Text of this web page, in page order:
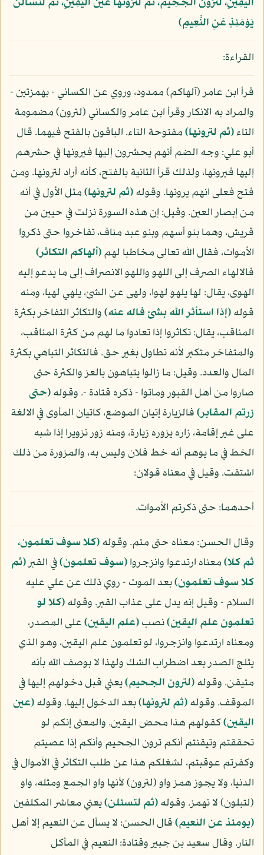
الْيَقِينِ، لَتَرَوُنَّ الْجَحِيمَ، ثُمَّ لَتَرَوُنَّهَا عَيْنَ الْيَقِينِ، ثُمَّ لَتُسْأَلُنَّ
يَوْمَئِذٍ عَنِ النَّعِيمِ﴾
القراءة:
قرأ ابن عامر (آلهاكم) ممدود، وروي عن الكسائي - بهمزتين -
والمراد به الانكار وقرأ ابن عامر والكسائي (لترون) مضمومة
التاء(ثم لترونها)مفتوحة التاء. الباقون بالفتح فيهما. قال
أبو علي: وجه الضم أنهم يحشرون إليها فيرونها في حشرهم
إليها فيرونها، ولذلك قرأ الثانية بالفتح، كأنه أراد لترونها. ومن
فتح فعلى انهم يرونها. وقوله(ثم لترونها)مثل الأول في أنه
من إبصار العين. وقيل: إن هذه السورة نزلت في حيين من
قريش، وهما بنو أسهم وبنو عبد مناف، تفاخروا حتى ذكروا
الأموات، فقال الله تعالى مخاطبا لهم(ألهاكم التكاثر)
فالالهاء الصرف إلى اللهو واللهو الانصراف إلى ما يدعو إليه
الهوى، يقال: لها يلهو لهوا، ولهى عن الشئ، يلهي لهيا، ومنه
قوله(إذا استأثر الله بشئ فاله عنه)والتكاثر التفاخر بكثرة
المناقب، يقال: تكاثروا إذا تعادوا ما لهم من كثرة المناقب،
والمتفاخر متكبر لأنه تطاول بغير حق. فالتكاثر التباهي بكثرة
المال والعدد. وقيل: ما زالوا يتباهون بالعز والكثرة حتى
صاروا من أهل القبور وماتوا - ذكره قتادة -. وقوله(حتى
زرتم المقابر)فالزيارة إتيان الموضع، كاتيان المأوى في الالغة
على غير إقامة، زاره يزوره زيارة، ومنه زور تزويرا إذا شبه
الخط في ما يوهم أنه خط فلان وليس به، والمزورة من ذلك
اشتقت. وقيل في معناه قولان:
أحدهما: حتى ذكرتم الأموات.
وقال الحسن: معناه حتى متم. وقوله(كلا سوف تعلمون،
ثم كلا)معناه ارتدعوا وانزجروا(سوف تعلمون)في القبر(ثم
كلا سوف تعلمون)بعد الموت - روي ذلك عن علي عليه
السلام - وقيل إنه يدل على عذاب القبر. وقوله(كلا لو
تعلمون علم اليقين)نصب(علم اليقين)على المصدر،
ومعناه ارتدعوا وانزجروا، لو تعلمون علم اليقين، وهو الذي
يثلج الصدر بعد اضطراب الشك ولهذا لا بوصف الله بأنه
متيقن. وقوله(لترون الجحيم)يعني قبل دخولهم إليها في
الموقف. وقوله(ثم لترونها)بعد الدخول إليها. وقوله(عين
اليقين)كقولهم هذا محض اليقين. والمعنى إنكم لو
تحققتم وتيقنتم أنكم ترون الجحيم وأنكم إذا عصيتم
وكفرتم عوقبتم، لشغلكم هذا عن طلب التكاثر في الأموال في
الدنيا، ولا يجوز همز واو (لترون) لأنها واو الجمع ومثله، واو
(لتبلون) لا تهمز. وقوله(ثم لتسئلن)يعني معاشر المكلفين
(يومئذ عن النعيم)قال الحسن: لا يسأل عن النعيم إلا أهل
النار. وقال سعيد بن جبير وقتادة: النعيم في المأكل